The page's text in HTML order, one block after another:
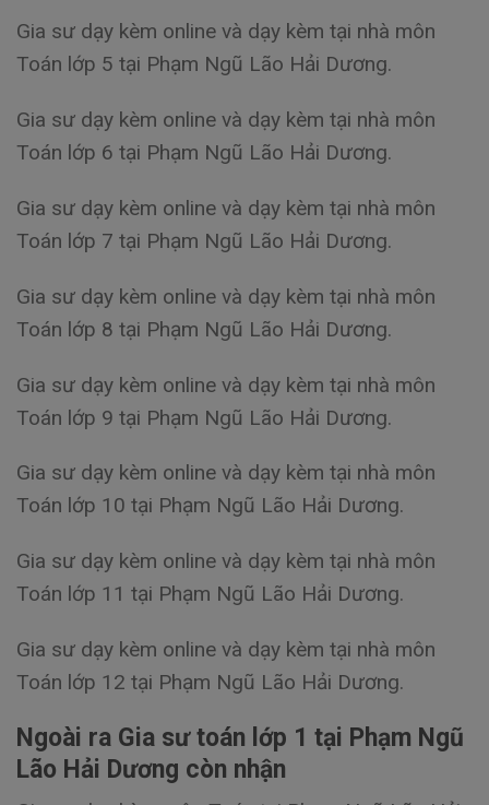
Gia sư dạy kèm online và dạy kèm tại nhà môn
Toán lớp 5 tại Phạm Ngũ Lão Hải Dương.
Gia sư dạy kèm online và dạy kèm tại nhà môn
Toán lớp 6 tại Phạm Ngũ Lão Hải Dương.
Gia sư dạy kèm online và dạy kèm tại nhà môn
Toán lớp 7 tại Phạm Ngũ Lão Hải Dương.
Gia sư dạy kèm online và dạy kèm tại nhà môn
Toán lớp 8 tại Phạm Ngũ Lão Hải Dương.
Gia sư dạy kèm online và dạy kèm tại nhà môn
Toán lớp 9 tại Phạm Ngũ Lão Hải Dương.
Gia sư dạy kèm online và dạy kèm tại nhà môn
Toán lớp 10 tại Phạm Ngũ Lão Hải Dương.
Gia sư dạy kèm online và dạy kèm tại nhà môn
Toán lớp 11 tại Phạm Ngũ Lão Hải Dương.
Gia sư dạy kèm online và dạy kèm tại nhà môn
Toán lớp 12 tại Phạm Ngũ Lão Hải Dương.
Ngoài ra Gia sư toán lớp 1 tại Phạm Ngũ
Lão Hải Dương còn nhận